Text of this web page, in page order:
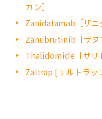
カン］
Zanidatamab［ザニ
Zanubrutinib［ザヌ
Thalidomide［サリ
Zaltrap [ザルトラッ